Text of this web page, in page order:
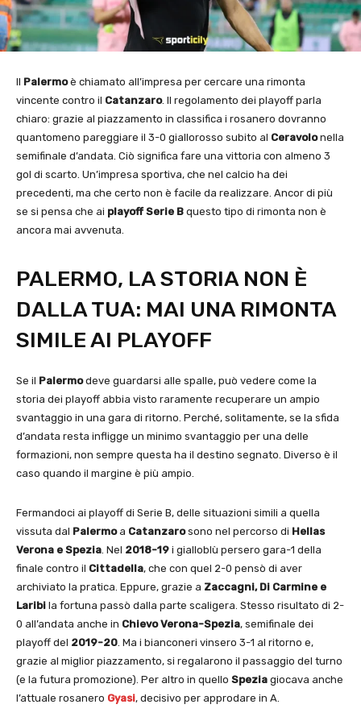
Il Palermoè chiamato all’impresa per cercare una rimonta
vincente contro il Catanzaro. Il regolamento dei playoff parla
chiaro: grazie al piazzamento in classifica i rosanero dovranno
quantomeno pareggiare il 3-0 giallorosso subito al Ceravolonella
semifinale d’andata. Ciò significa fare una vittoria con almeno 3
gol di scarto. Un’impresa sportiva, che nel calcio ha dei
precedenti, ma che certo non è facile da realizzare. Ancor di più
se si pensa che ai playoff Serie B questo tipo di rimonta non è
ancora mai avvenuta.
PALERMO, LA STORIA NON È
DALLA TUA: MAI UNA RIMONTA
SIMILE AI PLAYOFF
Se il Palermodeve guardarsi alle spalle, può vedere come la
storia dei playoff abbia visto raramente recuperare un ampio
svantaggio in una gara di ritorno. Perché, solitamente, se la sfida
d’andata resta infligge un minimo svantaggio per una delle
formazioni, non sempre questa ha il destino segnato. Diverso è il
caso quando il margine è più ampio.
Fermandoci ai playoff di Serie B, delle situazioni simili a quella
vissuta dal Palermoa Catanzarosono nel percorso di Hellas
Verona e Spezia. Nel 2018-19 i gialloblù persero gara-1 della
finale contro il Cittadella, che con quel 2-0 pensò di aver
archiviato la pratica. Eppure, grazie a Zaccagni, Di Carmine e
Laribi la fortuna passò dalla parte scaligera. Stesso risultato di 2-
0 all’andata anche in Chievo Verona-Spezia, semifinale dei
playoff del 2019-20. Ma i bianconeri vinsero 3-1 al ritorno e,
grazie al miglior piazzamento, si regalarono il passaggio del turno
(e la futura promozione). Per altro in quello Spezia giocava anche
l’attuale rosanero Gyasi, decisivo per approdare in A.